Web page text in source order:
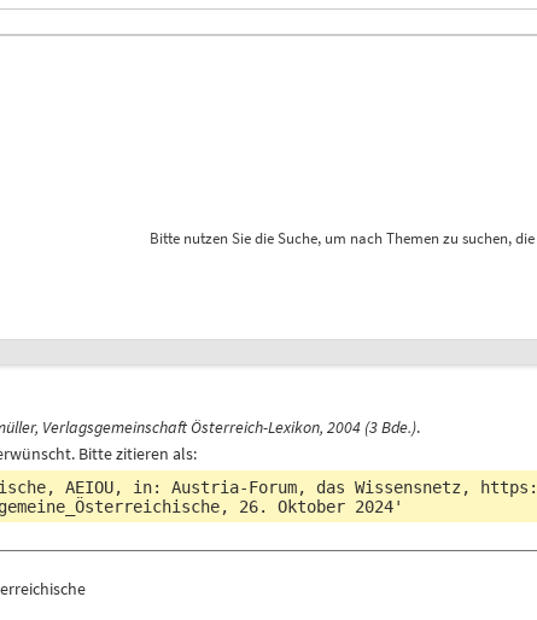
Bitte nutzen Sie die Suche, um nach Themen zu suchen,
Verlagsgemeinschaft Österreich-Lexikon, 2004 (3 Bde.).
Bitte zitieren als:
AEIOU, in: Austria-Forum, das Wissensnetz,
, 26. Oktober 2024'